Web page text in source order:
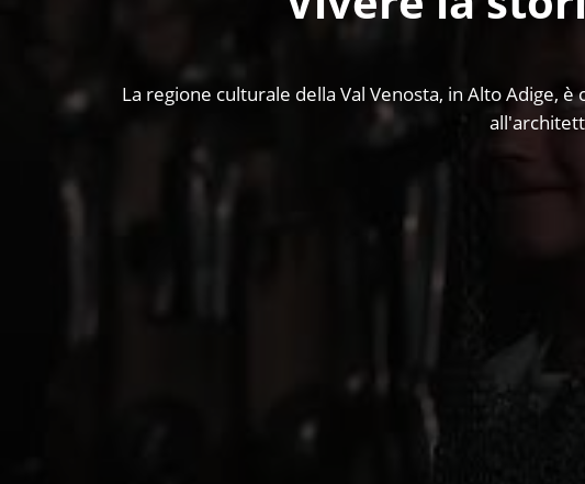
La regione culturale della Val Venosta, in Alto Adige,